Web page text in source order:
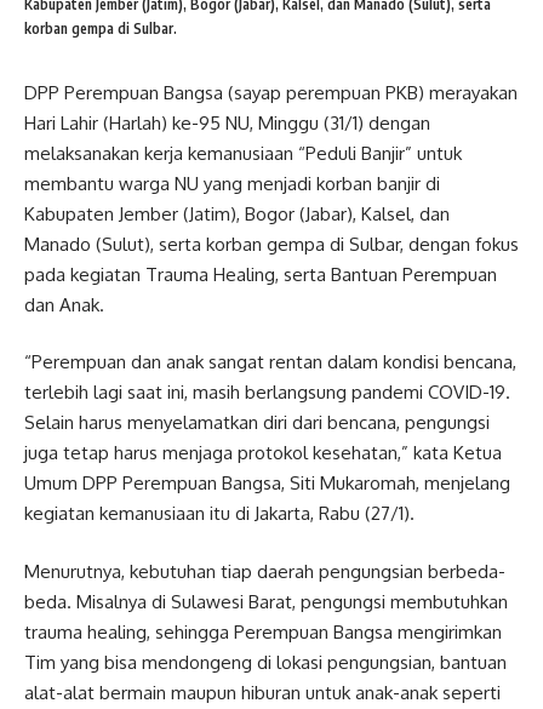
Kabupaten Jember (Jatim), Bogor (Jabar), Kalsel, dan Manado (Sulut), serta
korban gempa di Sulbar.
DPP Perempuan Bangsa (sayap perempuan PKB) merayakan
Hari Lahir (Harlah) ke-95 NU, Minggu (31/1) dengan
melaksanakan kerja kemanusiaan “Peduli Banjir” untuk
membantu warga NU yang menjadi korban banjir di
Kabupaten Jember (Jatim), Bogor (Jabar), Kalsel, dan
Manado (Sulut), serta korban gempa di Sulbar, dengan fokus
pada kegiatan Trauma Healing, serta Bantuan Perempuan
dan Anak.
“Perempuan dan anak sangat rentan dalam kondisi bencana,
terlebih lagi saat ini, masih berlangsung pandemi COVID-19.
Selain harus menyelamatkan diri dari bencana, pengungsi
juga tetap harus menjaga protokol kesehatan,” kata Ketua
Umum DPP Perempuan Bangsa, Siti Mukaromah, menjelang
kegiatan kemanusiaan itu di Jakarta, Rabu (27/1).
Menurutnya, kebutuhan tiap daerah pengungsian berbeda-
beda. Misalnya di Sulawesi Barat, pengungsi membutuhkan
trauma healing, sehingga Perempuan Bangsa mengirimkan
Tim yang bisa mendongeng di lokasi pengungsian, bantuan
alat-alat bermain maupun hiburan untuk anak-anak seperti